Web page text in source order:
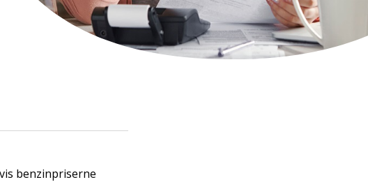
benzinpriserne